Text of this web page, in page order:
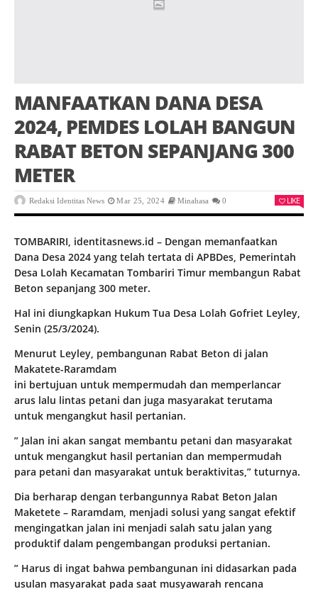
MANFAATKAN DANA DESA
2024, PEMDES LOLAH BANGUN
RABAT BETON SEPANJANG 300
METER
Redaksi Identitas News Mar 25, 2024 Minahasa 0 LIKE
TOMBARIRI, identitasnews.id – Dengan memanfaatkan
Dana Desa 2024 yang telah tertata di APBDes, Pemerintah
Desa Lolah Kecamatan Tombariri Timur membangun Rabat
Beton sepanjang 300 meter.
Hal ini diungkapkan Hukum Tua Desa Lolah Gofriet Leyley,
Senin (25/3/2024).
Menurut Leyley, pembangunan Rabat Beton di jalan
Makatete-Raramdam
ini bertujuan untuk mempermudah dan memperlancar
arus lalu lintas petani dan juga masyarakat terutama
untuk mengangkut hasil pertanian.
” Jalan ini akan sangat membantu petani dan masyarakat
untuk mengangkut hasil pertanian dan mempermudah
para petani dan masyarakat untuk beraktivitas,” tuturnya.
Dia berharap dengan terbangunnya Rabat Beton Jalan
Maketete – Raramdam, menjadi solusi yang sangat efektif
mengingatkan jalan ini menjadi salah satu jalan yang
produktif dalam pengembangan produksi pertanian.
” Harus di ingat bahwa pembangunan ini didasarkan pada
usulan masyarakat pada saat musyawarah rencana